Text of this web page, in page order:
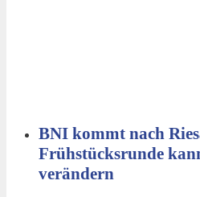
BNI kommt nach
Frühstücksrunde
verändern